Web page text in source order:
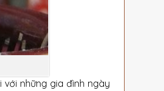
những gia đình ngày